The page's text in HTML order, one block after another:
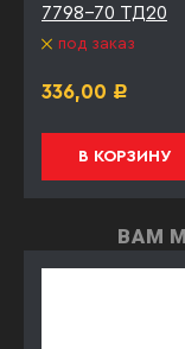
7798-70 ТД20
под заказ
336,00 Р
В КОРЗИНУ
ВАМ